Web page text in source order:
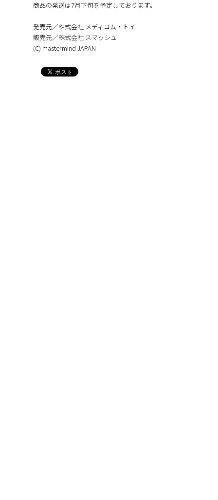
商品の発送は7月下旬を予定しております。
発売元／株式会社 メディコム・トイ
販売元／株式会社 スマッシュ
(C) mastermind JAPAN